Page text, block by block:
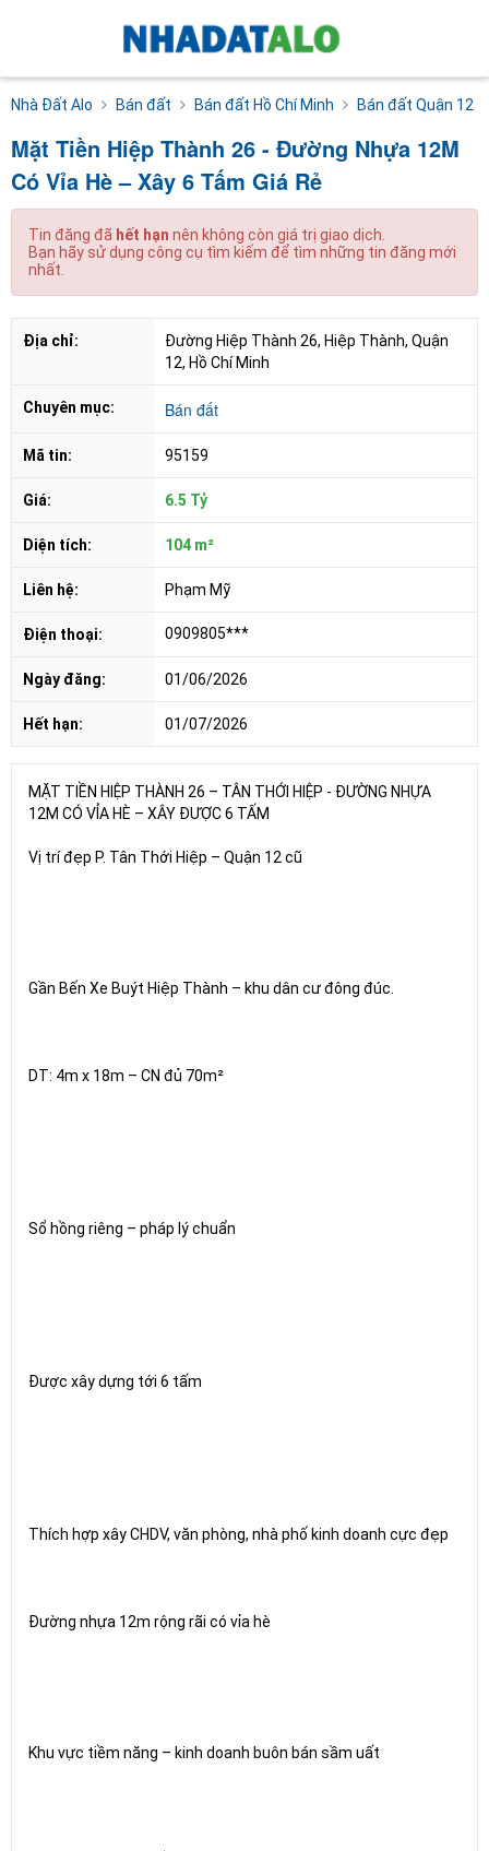
Nhà Đất Alo Bán đất Bán đất Hồ Chí Minh Bán đất Quận 12
Mặt Tiền Hiệp Thành 26 - Đường Nhựa 12M
Có Vỉa Hè – Xây 6 Tấm Giá Rẻ
Tin đăng đã hết hạn nên không còn giá trị giao dịch.
Bạn hãy sử dụng công cụ tìm kiếm để tìm những tin đăng mới
nhất.
Địa chỉ:
Đường Hiệp Thành 26, Hiệp Thành, Quận
12, Hồ Chí Minh
Chuyên mục: Bán đất
Mã tin: 95159
Giá: 6.5 Tỷ
Diện tích: 104 m²
Liên hệ: Phạm Mỹ
Điện thoại: 0909805***
Ngày đăng: 01/06/2026
Hết hạn: 01/07/2026
MẶT TIỀN HIỆP THÀNH 26 – TÂN THỚI HIỆP - ĐƯỜNG NHỰA
12M CÓ VỈA HÈ – XÂY ĐƯỢC 6 TẤM
Vị trí đẹp P. Tân Thới Hiệp – Quận 12 cũ
Gần Bến Xe Buýt Hiệp Thành – khu dân cư đông đúc.
DT: 4m x 18m – CN đủ 70m²
Sổ hồng riêng – pháp lý chuẩn
Được xây dựng tới 6 tấm
Thích hợp xây CHDV, văn phòng, nhà phố kinh doanh cực đẹp
Đường nhựa 12m rộng rãi có vỉa hè
Khu vực tiềm năng – kinh doanh buôn bán sầm uất